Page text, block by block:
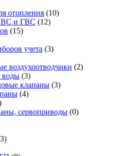
отопления (10)
и ГВС (12)
(15)
учета (3)
воздухоотводчики (2)
воды (3)
клапаны (3)
(4)
сервоприводы (0)